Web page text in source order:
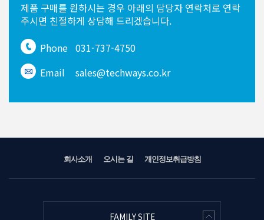
제품 구매를 원하시는 경우 아래의 담당자 연락처로 연락
주시면 친절하게 상담해 드리겠습니다.
Phone 031-737-4750
Email
sales@techways.co.kr
회사소개 오시는 길 개인정보취급방침
FAMILY SITE